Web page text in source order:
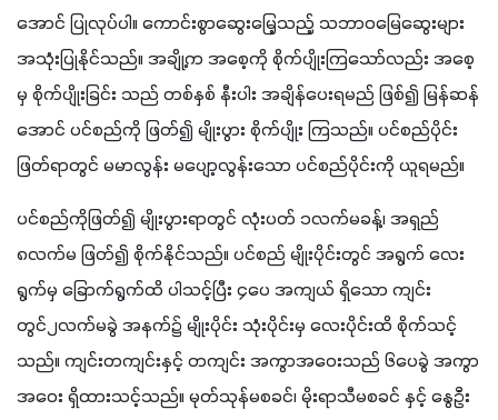
အောင် ပြုလုပ်ပါ။ ကောင်းစွာဆွေးမြေ့သည့် သဘာဝမြေဆွေးများ
အသုံးပြုနိုင်သည်။ အချို့က အစေ့ကို စိုက်ပျိုးကြသော်လည်း အစေ့
မှ စိုက်ပျိုးခြင်း သည် တစ်နှစ် နီးပါး အချိန်ပေးရမည် ဖြစ်၍ မြန်ဆန်
အောင် ပင်စည်ကို ဖြတ်၍ မျိုးပွား စိုက်ပျိုး ကြသည်။ ပင်စည်ပိုင်း
ဖြတ်ရာတွင် မမာလွန်း မပျော့လွန်းသော ပင်စည်ပိုင်းကို ယူရမည်။
ပင်စည်ကိုဖြတ်၍ မျိုးပွားရာတွင် လုံးပတ် ၁လက်မခန့်၊ အရှည်
၈လက်မ ဖြတ်၍ စိုက်နိုင်သည်။ ပင်စည် မျိုးပိုင်းတွင် အရွက် လေး
ရွက်မှ ခြောက်ရွက်ထိ ပါသင့်ပြီး ၄ပေ အကျယ် ရှိသော ကျင်း
တွင်၂လက်မခွဲ အနက်၌ မျိုးပိုင်း သုံးပိုင်းမှ လေးပိုင်းထိ စိုက်သင့်
သည်။ ကျင်းတကျင်းနှင့် တကျင်း အကွာအဝေးသည် ၆ပေခွဲ အကွာ
အဝေး ရှိထားသင့်သည်။ မုတ်သုန်မစခင်၊ မိုးရာသီမစခင် နှင့် နွေဦး